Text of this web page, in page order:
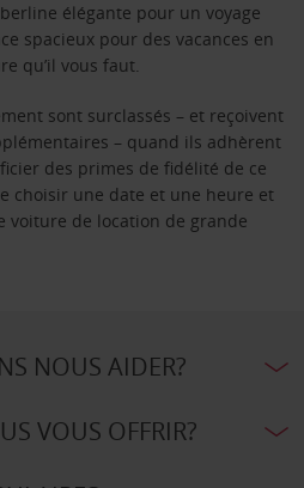
élégante pour un voyage
spacieux pour des vacances en
qu’il vous faut.
sont surclassés – et reçoivent
– quand ils adhèrent
des primes de fidélité de ce
choisir une date et une heure et
voiture de location de grande
NOUS AIDER?
VOUS OFFRIR?